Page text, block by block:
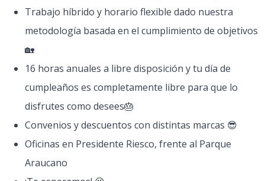
Trabajo híbrido y horario flexible dado nuestra
metodología basada en el cumplimiento de objetivos
🏡
16 horas anuales a libre disposición y tu día de
cumpleaños es completamente libre para que lo
disfrutes como desees🎂
Convenios y descuentos con distintas marcas 😎
Oficinas en Presidente Riesco, frente al Parque
Araucano